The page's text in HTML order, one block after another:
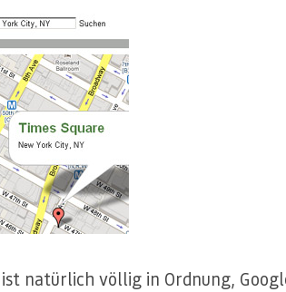
natürlich völlig in Ordnung,